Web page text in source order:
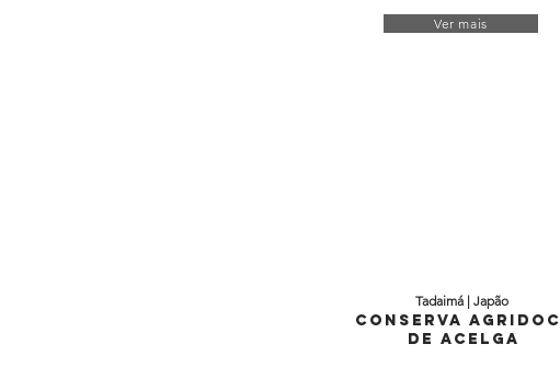
Ver mais
Tadaimá | Japão
Conserva
de Acelga